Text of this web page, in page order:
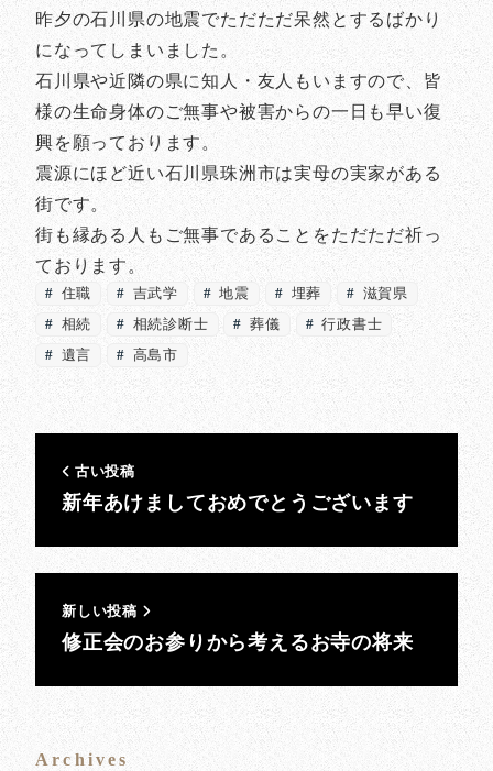
昨夕の石川県の地震でただただ呆然とするばかり
になってしまいました。
石川県や近隣の県に知人・友人もいますので、皆
様の生命身体のご無事や被害からの一日も早い復
興を願っております。
震源にほど近い石川県珠洲市は実母の実家がある
街です。
街も縁ある人もご無事であることをただただ祈っ
ております。
住職 吉武学 地震 埋葬
滋賀県
相続
相続診断士 葬儀
行政書士
遺言
高島市
古い投稿
新年あけましておめでとうございます
新しい投稿
修正会のお参りから考えるお寺の将来
Archives